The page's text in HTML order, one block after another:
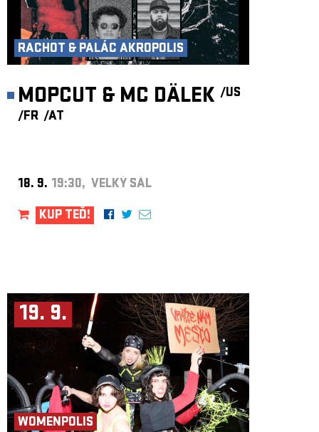
RACHOT & PALÁC AKROPOLIS
MOPCUT & MC DÄLEK /US
/FR /AT
18. 9. 19:30, VELKÝ SÁL
KUP TEĎ!
19. 9.
WOMENPOLIS